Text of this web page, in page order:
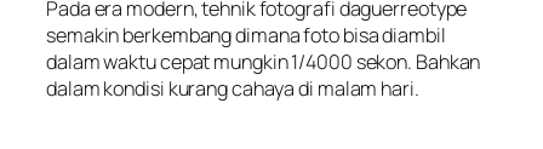
Pada era modern, tehnik fotografidaguerreotype
semakin berkembang dimana foto bisa diambil
dalam waktu cepat mungkin 1/4000 sekon. Bahkan
dalam kondisi kurang cahaya di malam hari.